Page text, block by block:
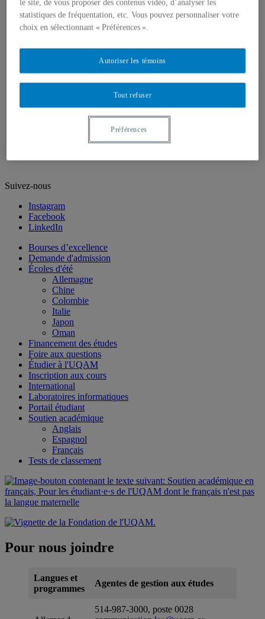
Chinois
Espagnol
Français langue seconde
Italien
Langues asiatiques
LSQ (langue des signes québécoise)
Langues modernes
Suivez-nous
Instagram
Facebook
LinkedIn
Bourses d’excellence
Demande d'admission
Écoles d'été
Allemagne
Chine
Colombie
Italie
Japon
Oman
Financement des études
Foire aux questions
Étudier à l'UQAM
Inscription aux cours
International
Laboratoires informatiques
Portail étudiant
Soutien académique
Anglais
Espagnol
Français
Tests de classement
Pour nous joindre
Langues et
programmes
Agentes de gestion aux études
514-987-3000, poste 0028
le site, de vous proposer des contenus vidéo, d’analyser les
statistiques de fréquentation, etc. Vous pouvez personnaliser votre
choix en sélectionnant « Préférences ».
Tout refuser
Autoriser les témoins
Préférences